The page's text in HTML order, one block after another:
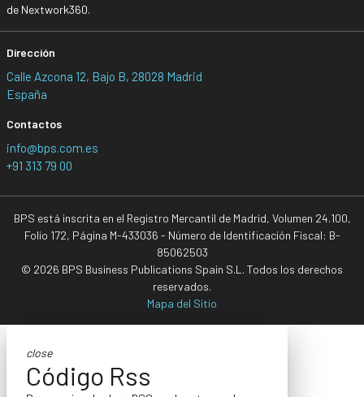
de Nextwork360.
Dirección
Calle Azcona 12, Bajo B, 28028 Madrid
España
Contactos
info@bps.com.es
+91 313 79 00
BPS está inscrita en el Registro Mercantil de Madrid, Volumen 24.100,
Folio 172, Página M-433036 - Número de Identificación Fiscal: B-
85062503
© 2026 BPS Business Publications Spain S.L. Todos los derechos
reservados.
Mapa del Sitio
close
Código Rss